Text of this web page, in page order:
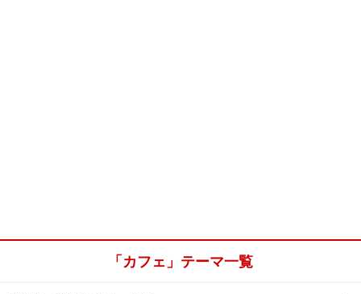
「カフェ」テーマ一覧